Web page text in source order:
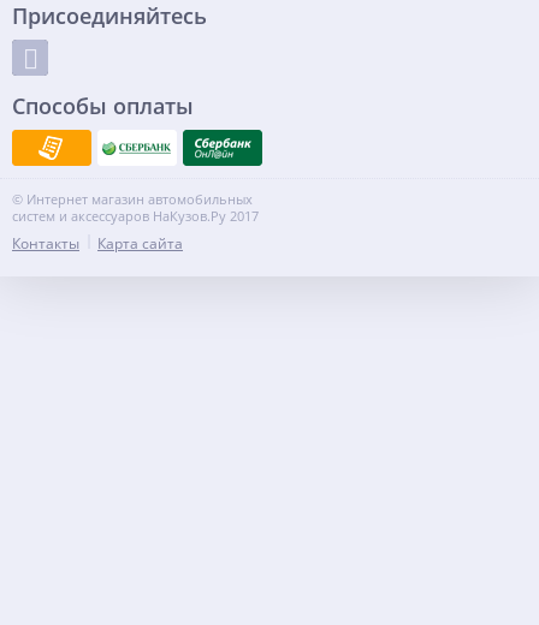
Присоединяйтесь
Способы оплаты
© Интернет магазин автомобильных
систем и аксессуаров НаКузов.Ру 2017
Контакты Карта сайта